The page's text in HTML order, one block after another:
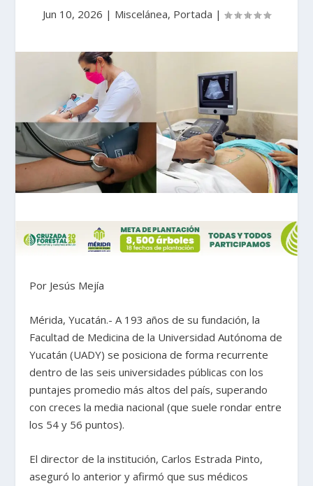
Jun 10, 2026 | Miscelánea, Portada |
Por Jesús Mejía
Mérida, Yucatán.- A 193 años de su fundación, la
Facultad de Medicina de la Universidad Autónoma de
Yucatán (UADY) se posiciona de forma recurrente
dentro de las seis universidades públicas con los
puntajes promedio más altos del país, superando
con creces la media nacional (que suele rondar entre
los 54 y 56 puntos).
El director de la institución, Carlos Estrada Pinto,
aseguró lo anterior y afirmó que sus médicos